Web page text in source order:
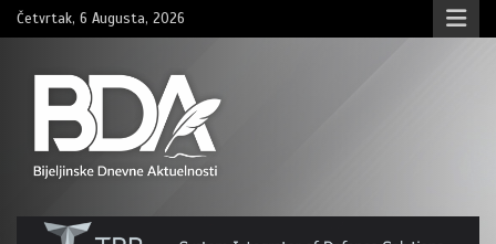
Skip
to
Četvrtak, 6 Augusta, 2026
BNDAN.com